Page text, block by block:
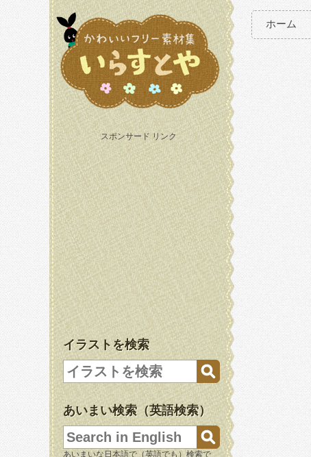
スポンサード リンク
イラストを検索
あいまい検索（英語検索）
あいまいな日本語で（英語でも）検索で
ホーム